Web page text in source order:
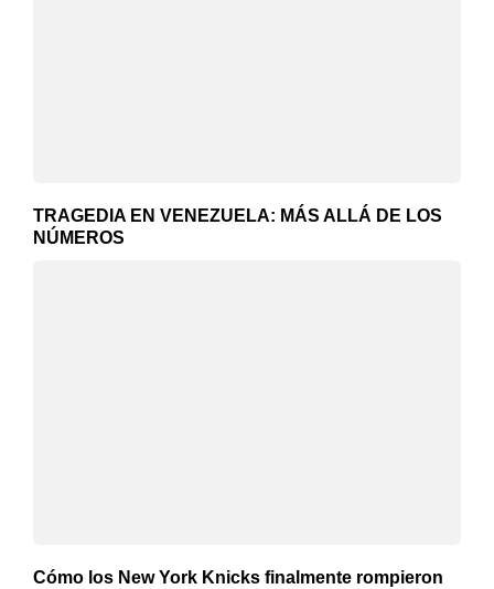
TRAGEDIA EN VENEZUELA: MÁS ALLÁ DE LOS
NÚMEROS
Cómo los New York Knicks finalmente rompieron